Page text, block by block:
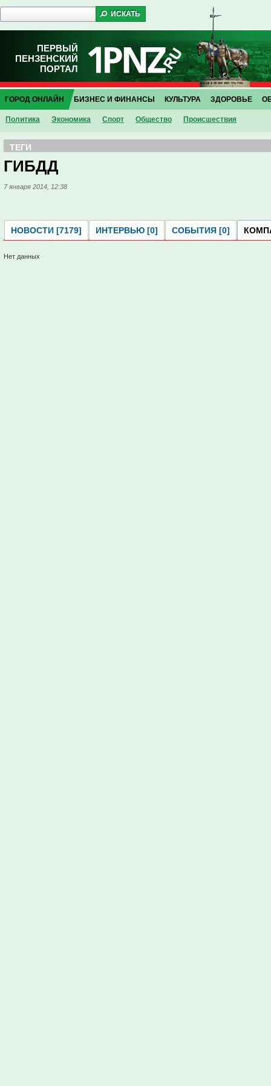
ПЕРВЫЙ
ПЕНЗЕНСКИЙ
ПОРТАЛ
ГОРОД ОНЛАЙН
Политика Экономика Спорт Общество Проиcшествия
БИЗНЕС И ФИНАНСЫ КУЛЬТУРА ЗДОРОВЬЕ
ТЕГИ
ГИБДД
7 января 2014, 12:38
НОВОСТИ [7179] ИНТЕРВЬЮ [0] СОБЫТИЯ [0]
Нет данных